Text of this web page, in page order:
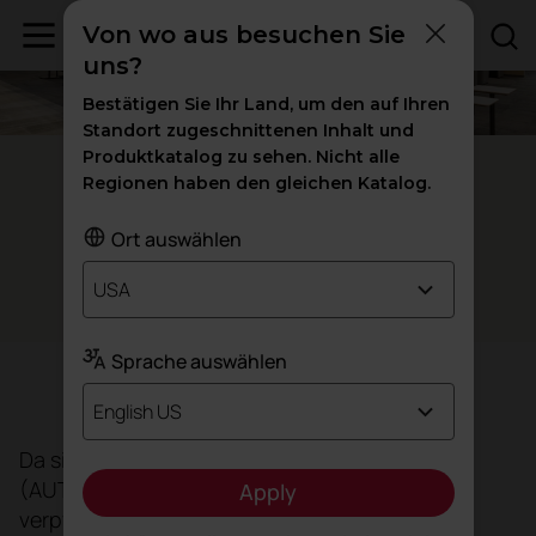
Auckland, Neuseeland
Tukutuku, ein Lern-Ökosystem
Da sich die Auckland University of Technology
(AUT) zur Verringerung ihrer CO₂-Emissionen
verpflichtet hat, sollte der jüngste Anbau des
Von wo aus besuchen Sie
uns?
Bestätigen Sie Ihr Land, um den auf Ihren
Standort zugeschnittenen Inhalt und
Produktkatalog zu sehen. Nicht alle
Regionen haben den gleichen Katalog.
Ort auswählen
USA
Sprache auswählen
English US
Apply